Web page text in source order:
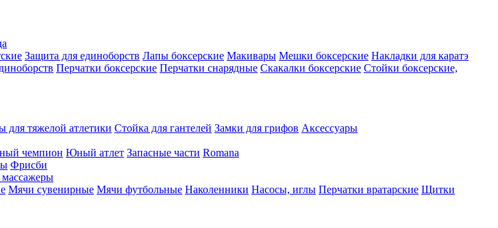
Защита для единоборств Лапы боксерские Макивары Мешки боксерские Накладки для каратэ
Перчатки боксерские Перчатки снарядные Скакалки боксерские Стойки боксерские,
для тяжелой атлетики Стойка для гантелей Замки для грифов Аксессуары
чемпион Юный атлет Запасные части Romana
Фрисби
массажеры
Мячи сувенирные Мячи футбольные Наколенники Насосы, иглы Перчатки вратарские Щитки